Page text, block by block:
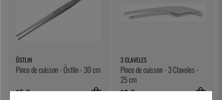
ÖSTLIN
Pince de cuisson - Östlin - 30 cm
15 €
3 CLAVELES
Pince de cuisson - 3 Claveles -
25 cm
18 €